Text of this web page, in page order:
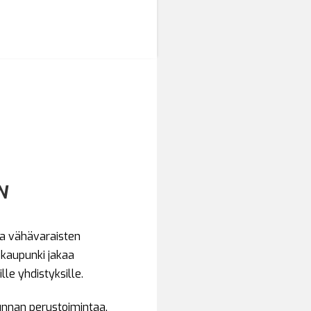
vähävaraisten
jakaa
yhdistyksille.
perustoimintaa,